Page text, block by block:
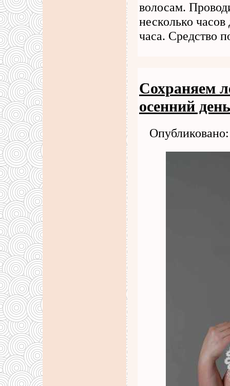
волосам.
несколько
часа. Средство
Сохраняем
осенний день